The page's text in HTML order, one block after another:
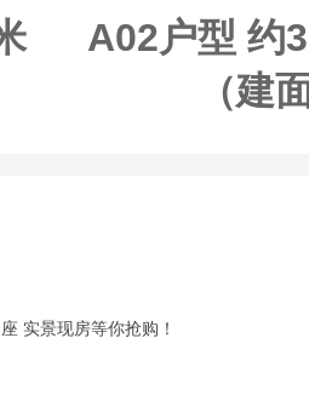
A02户型 约
（建
实景现房等你抢购！